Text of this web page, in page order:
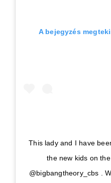
A bejegyzés
This lady and I have
the new kids on
@bigbangtheory_cbs .